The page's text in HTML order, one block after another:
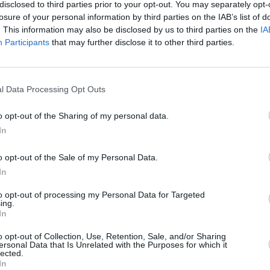
to third parties prior to your opt-out. You may separately
of your personal information by third parties on the IAB’s list of
This information may also be disclosed by us to third parties on the
Participants that may further disclose it to other third parties.
Data Processing Opt Outs
opt-out of the Sharing of my personal data.
opt-out of the Sale of my Personal Data.
opt-out of processing my Personal Data for Targeted
opt-out of Collection, Use, Retention, Sale, and/or Sharing
Data that Is Unrelated with the Purposes for which it
Dazu die Kirschen vom
Kern im Inneren
gründlich
schütteln.
ausgewaschen und
mit dem Zucker in
an einen
regelmäßig schütteln.
wenn sich der
hat. Die Früchte
mit Kirschen
Dessert über
Leicht
Kirschen einlegen
Anzeige